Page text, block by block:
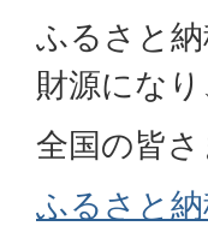
ふるさと
財源にな
全国の皆
ふるさと